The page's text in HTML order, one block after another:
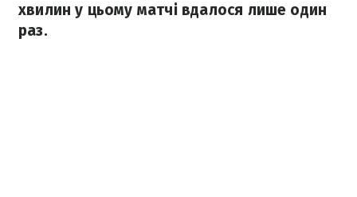
хвилин у цьому матчі вдалося лише один
раз.